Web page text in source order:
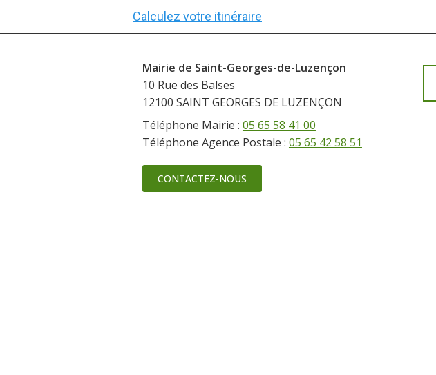
Calculez votre itinéraire
Mairie de Saint-Georges-de-Luzençon
10 Rue des Balses
12100 SAINT GEORGES DE LUZENÇON
Téléphone Mairie : 05 65 58 41 00
Téléphone Agence Postale : 05 65 42 58 51
CONTACTEZ-NOUS